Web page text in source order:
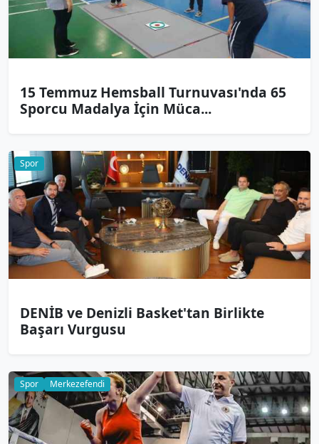
15 Temmuz Hemsball Turnuvası'nda 65
Sporcu Madalya İçin Müca...
Spor
DENİB ve Denizli Basket'tan Birlikte
Başarı Vurgusu
Spor Merkezefendi